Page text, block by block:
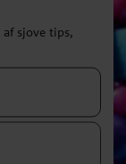
sjove tips,